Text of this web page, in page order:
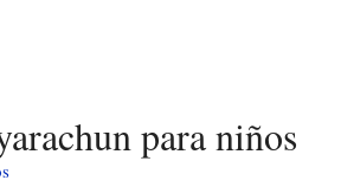
para niños